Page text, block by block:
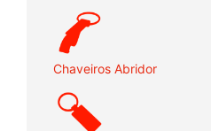
Chaveiros Abridor